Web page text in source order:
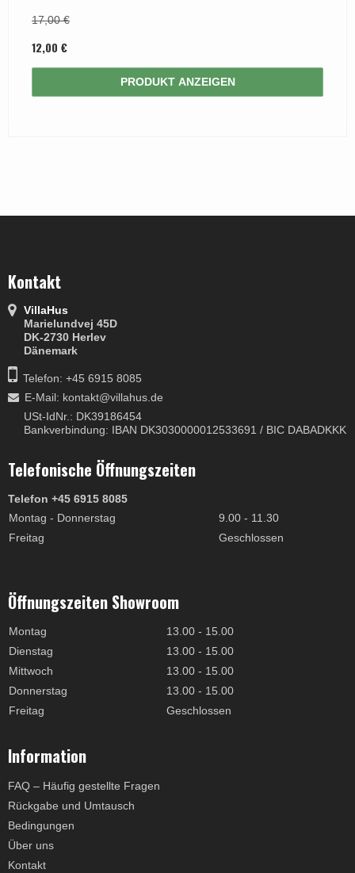
17,00 €
12,00 €
PRODUKT ANZEIGEN
Kontakt
VillaHus
Marielundvej 45D
DK-2730 Herlev
Dänemark
Telefon: +45 6915 8085
E-Mail: kontakt@villahus.de
USt-IdNr.: DK39186454
Bankverbindung: IBAN DK3030000012533691 / BIC DABADKKK
Telefonische Öffnungszeiten
Telefon +45 6915 8085
Montag - Donnerstag
9.00 - 11.30
Freitag
Geschlossen
Öffnungszeiten Showroom
Montag
13.00 - 15.00
Dienstag
13.00 - 15.00
Mittwoch
13.00 - 15.00
Donnerstag
13.00 - 15.00
Freitag
Geschlossen
Information
FAQ – Häufig gestellte Fragen
Rückgabe und Umtausch
Bedingungen
Über uns
Kontakt